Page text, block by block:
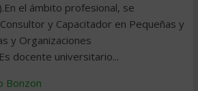
el ámbito profesional, se
y Capacitador en Pequeñas y
y Organizaciones
docente universitario...
Bonzon